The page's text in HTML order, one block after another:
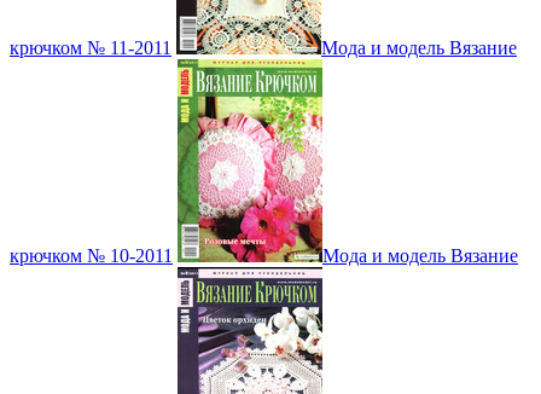
крючком № 11-2011 Мода и модель Вязание
крючком № 10-2011 Мода и модель Вязание